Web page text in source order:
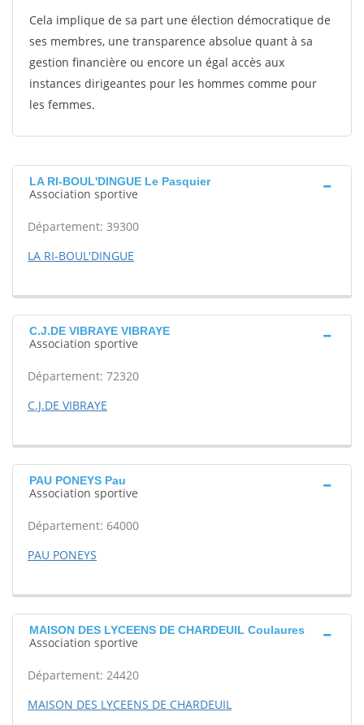
Cela implique de sa part une élection démocratique de
ses membres, une transparence absolue quant à sa
gestion financière ou encore un égal accès aux
instances dirigeantes pour les hommes comme pour
les femmes.
LA RI-BOUL'DINGUE Le Pasquier
Association sportive
Département: 39300
LA RI-BOUL'DINGUE
C.J.DE VIBRAYE VIBRAYE
Association sportive
Département: 72320
C.J.DE VIBRAYE
PAU PONEYS Pau
Association sportive
Département: 64000
PAU PONEYS
MAISON DES LYCEENS DE CHARDEUIL Coulaures
Association sportive
Département: 24420
MAISON DES LYCEENS DE CHARDEUIL